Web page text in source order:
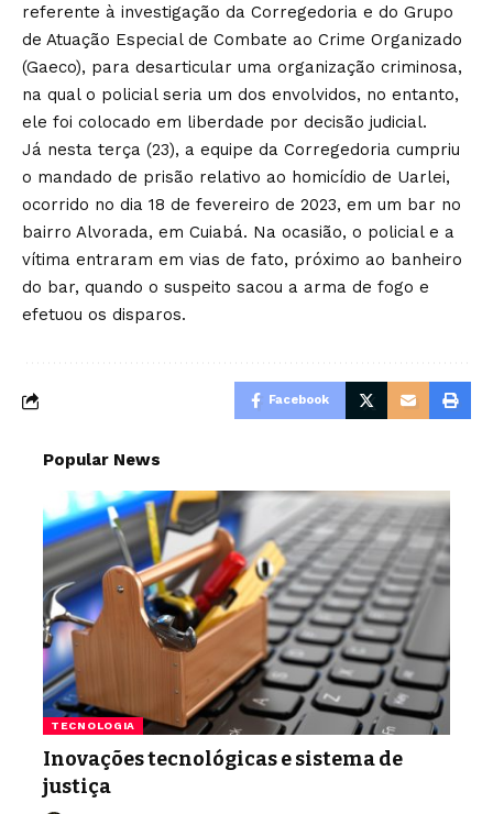
referente à investigação da Corregedoria e do Grupo
de Atuação Especial de Combate ao Crime Organizado
(Gaeco), para desarticular uma organização criminosa,
na qual o policial seria um dos envolvidos, no entanto,
ele foi colocado em liberdade por decisão judicial.
Já nesta terça (23), a equipe da Corregedoria cumpriu
o mandado de prisão relativo ao homicídio de Uarlei,
ocorrido no dia 18 de fevereiro de 2023, em um bar no
bairro Alvorada, em Cuiabá. Na ocasião, o policial e a
vítima entraram em vias de fato, próximo ao banheiro
do bar, quando o suspeito sacou a arma de fogo e
efetuou os disparos.
Facebook
Popular News
TECNOLOGIA
Inovações tecnológicas e sistema de
justiça